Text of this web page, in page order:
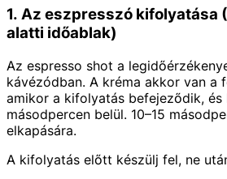
1. Az eszpresszó kifolyatása
alatti időablak)
Az espresso shot a
kávézódban. A kréma akkor van a
amikor a kifolyatás befejeződik, és
másodpercen belül. 10–15
elkapására.
A kifolyatás előtt készülj fel, ne